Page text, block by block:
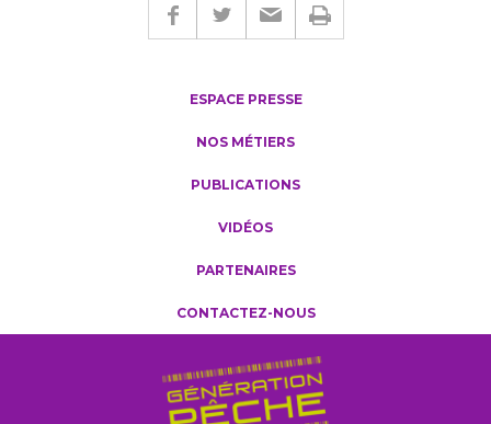
ESPACE PRESSE
NOS MÉTIERS
PUBLICATIONS
VIDÉOS
PARTENAIRES
CONTACTEZ-NOUS